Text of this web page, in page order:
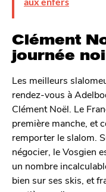
Clément
journée
Les meilleurs
rendez-vous à
Clément Noël. Le
première manche, et
remporter le slalom.
négocier, le Vosgien
un nombre
bien sur ses skis, et